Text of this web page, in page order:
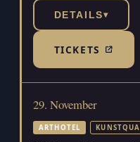
DETAILS▾
TICKETS
29. November
ARTHOTEL